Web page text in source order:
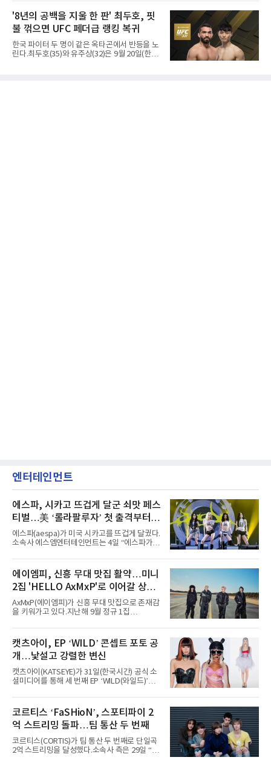
진 헤이워드 필드에서 열린 세계육상연맹(WA)
20세 이하 세계선수권 남자 포환던지기 결선에
서 20.31ｍ를 던져 2위에 올랐다. 우승자 알레산
드로 보르헤스(브라질)와는 4㎝ 차이였다.기록
의 의미는 크다. 1986년 시작된 이 대회에서 한
국이 따낸 메달은 은 1개와 동 5개뿐이다. 1992
년 이진일(800ｍ)의 은메달 이후 박재홍, 박재
'8년의 공백을 지울 한 판' 최두호, 핏
불 꺾으면 UFC 페더급 랭킹 복귀
한국 파이터 두 명이 같은 옥타곤에서 반등을 노
린다.최두호(35)와 유주상(32)은 9월 20일(한국
엔터테인먼트
에스파, 시카고 뜨겁게 달군 쇠맛 페스
티벌…美 ‘롤라팔루자’ 첫 출격부터
증명한 존재감
에스파(aespa)가 미국 시카고를 뜨겁게 달궜다.
소속사 에스엠엔터테인먼트는 4일 “에스파가
서 열린 ‘롤라팔루자 시카고’(Lollapalooza
Chicago)의 알리안츠 스테이지에 올랐다”며
“총 14곡으로 구성된 세트리스트를 선사, 데뷔 7
년 차다운 노련한 무대 매너와 파워풀한 에너지
로 현장의 분위기를 압도했다”고 밝혔다.1991
년 시작된 ‘롤라팔루자’는 8개 스테이지, 170여
팀의 아티스트와 40만 명 이상의 관객이 운집하
코르티스 등 K팝 스타들이 출연진 명단에 이름
을 올렸다.이날 에스파는
에이엠피, 신흥 무대 맛집 활약…미니
2집 'HELLO AxMxP'로 이어갈 상승
세
AxMxP(에이엠피)가 신흥 무대 맛집으로 존재감
을 키워가고 있다.지난해 9월 정규 1집
AxMxP는 데뷔 전부터 버스킹과 각종 페스티벌,
공연 무대에 오르며 실전 경험을 쌓아왔다.이들
은 소속사 패밀리 콘서트를 비롯해 '뷰티풀 민트
라이프 2025', '2025 부산국제록페스티벌' 등 대
형 무대에 잇달아 출연해 당찬 에너지와 풋풋한
매력으로 음악팬들의 눈도장을 찍었다.이후
AxMxP는 '카운트다운 판타지 2025-2026',
정적인 실력을 입증했고, 올해 '2026 어썸뮤직
페스티벌', '뷰티풀 민트 라이프 2026', '2026
캣츠아이, EP ‘WILD’ 콘셉트 포토 공
개…낯설고 강렬한 변신
캣츠아이(KATSEYE)가 31일(한국시간) 공식 소
셜미디어를 통해 세 번째 EP ‘WILD(와일드)’의
heart(와일드 하트)’라는 제목이 붙은 콘셉트 포
토에는 멤버들의 본능적이고 야성적인 면모가
강렬하게 담겼다. 짙은 아이섀도와 푸른빛·금빛·
붉은빛의 컬러 렌즈가 비현실적인 분위기를 자
아내고, 여러 원색이 불규칙하게 뒤섞인 멀티컬
러 헤어와 과감한 블루·블랙 립 메이크업이 낯설
고도 매혹적인 비주얼을 완성했다.스타일링 역
코르티스 ‘FaSHioN’, 스포티파이 2
억 스트리밍 돌파…팀 통산 두 번째
코르티스(CORTIS)가 팀 통산 두 번째로 단일곡
2억 스트리밍을 달성했다.소속사 측은 29일 “코